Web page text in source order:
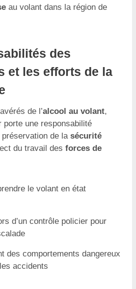
au volant dans la région de
des
et les efforts de la
de l’alcool au volant,
porte une responsabilité
de la sécurité
du travail des forces de
le volant en état
d’un contrôle policier pour
des comportements dangereux
accidents